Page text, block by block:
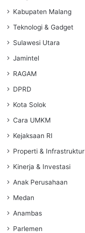
Kabupaten Malang
Teknologi & Gadget
Sulawesi Utara
Jamintel
RAGAM
DPRD
Kota Solok
Cara UMKM
Kejaksaan RI
Properti & Infrastruktur
Kinerja & Investasi
Anak Perusahaan
Medan
Anambas
Parlemen